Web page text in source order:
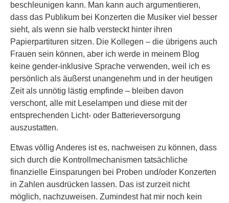
beschleunigen kann. Man kann auch argumentieren,
dass das Publikum bei Konzerten die Musiker viel besser
sieht, als wenn sie halb versteckt hinter ihren
Papierpartituren sitzen. Die Kollegen – die übrigens auch
Frauen sein können, aber ich werde in meinem Blog
keine gender-inklusive Sprache verwenden, weil ich es
persönlich als äußerst unangenehm und in der heutigen
Zeit als unnötig lästig empfinde – bleiben davon
verschont, alle mit Leselampen und diese mit der
entsprechenden Licht- oder Batterieversorgung
auszustatten.
Etwas völlig Anderes ist es, nachweisen zu können, dass
sich durch die Kontrollmechanismen tatsächliche
finanzielle Einsparungen bei Proben und/oder Konzerten
in Zahlen ausdrücken lassen. Das ist zurzeit nicht
möglich, nachzuweisen. Zumindest hat mir noch kein